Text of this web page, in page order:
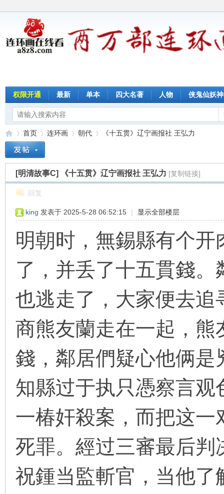
权限开通 最新 单本 四大名著 人物 侠鬼仙妖神
»
首页
›
连环画
›
朝代
›
《十五贯》辽宁画报社 王弘力
[明清故事C] 《十五贯》辽宁画报社 王弘力 [复制链接]
回复
king 发表于 2025-5-28 06:52:15 | 显示全部楼层
明朝时，無錫縣有个
了，并丢了十五貫錢
也逃走了，大家便去
商熊友蘭走在一起，
錢，鄰居們疑心他俩
知縣过于执只憑察言
一椿奸殺案，而把这
死罪。經过三審最后
祝鍾当監斬官，当他